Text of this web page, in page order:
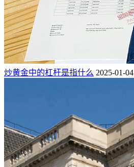
炒黄金中的杠杆是指什么 2025-01-04